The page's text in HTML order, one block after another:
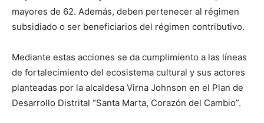
mayores de 62. Además, deben pertenecer al régimen
subsidiado o ser beneficiarios del régimen contributivo.
Mediante estas acciones se da cumplimiento a las líneas
de fortalecimiento del ecosistema cultural y sus actores
planteadas por la alcaldesa Virna Johnson en el Plan de
Desarrollo Distrital “Santa Marta, Corazón del Cambio”.